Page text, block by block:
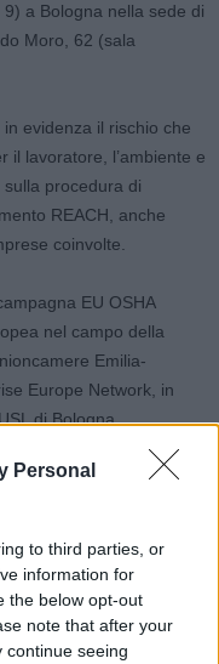
Personal
to third parties, or
information for
the below opt-out
note that after your
continue seeing
a Bologna nella sede di
Moro, 62 (sala
evidenza il rischio che
il lavoratore, l’ambiente e
procedura di
REACH, anche
coinvolte.
EU OSHA
nel campo della
Emilia-
Europe Network, in
di Bologna.
in merito ai rischi posti
attivamente alla
La normativa
perciò la progressiva